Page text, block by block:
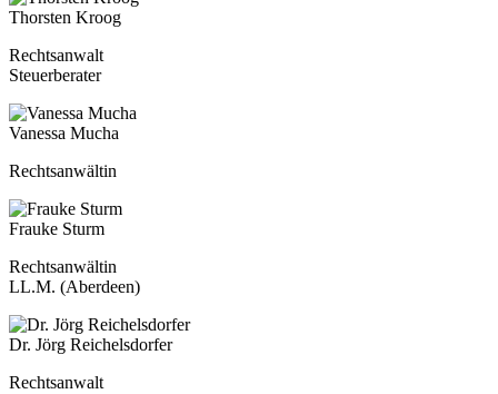
Thorsten Kroog
Rechtsanwalt
Steuerberater
Vanessa Mucha
Rechtsanwältin
Frauke Sturm
Rechtsanwältin
LL.M. (Aberdeen)
Dr. Jörg Reichelsdorfer
Rechtsanwalt